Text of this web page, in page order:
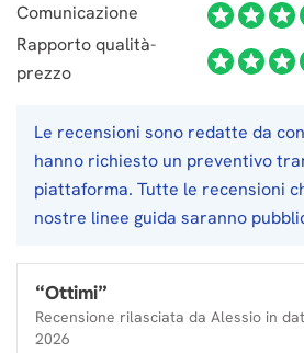
Comunicazione
Rapporto qualità-
prezzo
Le recensioni sono redatte da
hanno richiesto un preventivo
piattaforma. Tutte le recensioni
nostre linee guida saranno
“Ottimi”
Recensione rilasciata da Alessio in
2026